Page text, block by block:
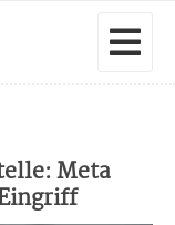
Meta